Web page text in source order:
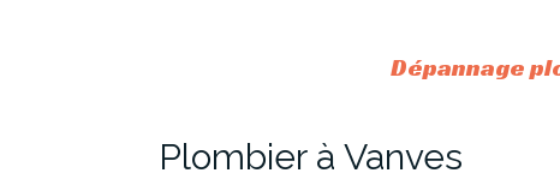
Dépannage
Plombier à Vanves